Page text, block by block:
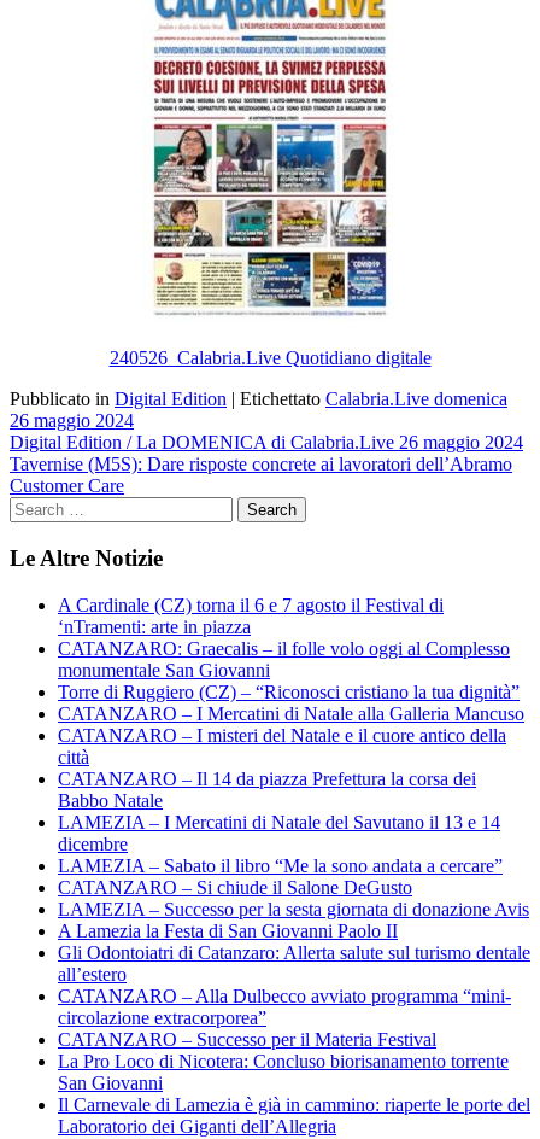
240526_Calabria.Live Quotidiano digitale
Pubblicato in Digital Edition | Etichettato Calabria.Live domenica
26 maggio 2024
Navigazione
articoli
Digital Edition / La DOMENICA di Calabria.Live 26 maggio 2024
Tavernise (M5S): Dare risposte concrete ai lavoratori dell’Abramo
Customer Care
Le Altre Notizie
A Cardinale (CZ) torna il 6 e 7 agosto il Festival di
‘nTramenti: arte in piazza
CATANZARO: Graecalis – il folle volo oggi al Complesso
monumentale San Giovanni
Torre di Ruggiero (CZ) – “Riconosci cristiano la tua dignità”
CATANZARO – I Mercatini di Natale alla Galleria Mancuso
CATANZARO – I misteri del Natale e il cuore antico della
città
CATANZARO – Il 14 da piazza Prefettura la corsa dei
Babbo Natale
LAMEZIA – I Mercatini di Natale del Savutano il 13 e 14
dicembre
LAMEZIA – Sabato il libro “Me la sono andata a cercare”
CATANZARO – Si chiude il Salone DeGusto
LAMEZIA – Successo per la sesta giornata di donazione Avis
A Lamezia la Festa di San Giovanni Paolo II
Gli Odontoiatri di Catanzaro: Allerta salute sul turismo dentale
all’estero
CATANZARO – Alla Dulbecco avviato programma “mini-
circolazione extracorporea”
CATANZARO – Successo per il Materia Festival
La Pro Loco di Nicotera: Concluso biorisanamento torrente
San Giovanni
Il Carnevale di Lamezia è già in cammino: riaperte le porte del
Laboratorio dei Giganti dell’Allegria